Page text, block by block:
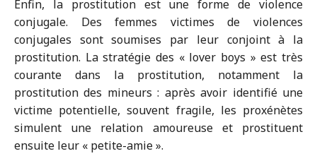
Enfin, la prostitution est une forme de violence
conjugale. Des femmes victimes de violences
conjugales sont soumises par leur conjoint à la
prostitution. La stratégie des « lover boys » est très
courante dans la prostitution, notamment la
prostitution des mineurs : après avoir identifié une
victime potentielle, souvent fragile, les proxénètes
simulent une relation amoureuse et prostituent
ensuite leur « petite-amie ».